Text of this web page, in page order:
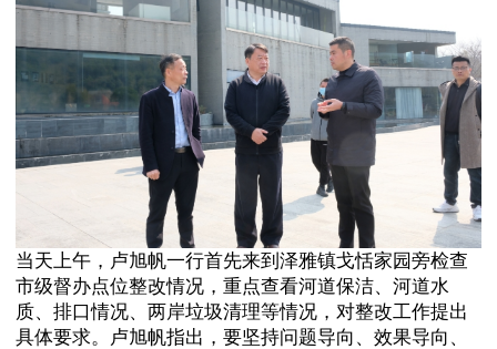
当天上午，卢旭帆一行首先来到泽雅镇戈恬家园旁检查
市级督办点位整改情况，重点查看河道保洁、河道水
质、排口情况、两岸垃圾清理等情况，对整改工作提出
具体要求。卢旭帆指出，要坚持问题导向、效果导向、